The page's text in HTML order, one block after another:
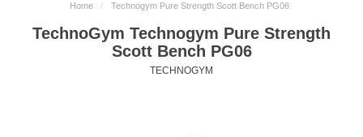
Home / Technogym Pure Strength Scott Bench PG06
TechnoGym Technogym Pure Strength
Scott Bench PG06
TECHNOGYM